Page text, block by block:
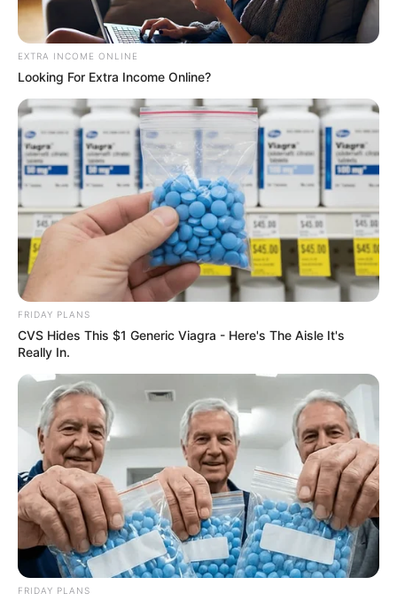
EXTRA INCOME ONLINE
Looking For Extra Income Online?
FRIDAY PLANS
CVS Hides This $1 Generic Viagra - Here's The Aisle It's
Really In.
FRIDAY PLANS